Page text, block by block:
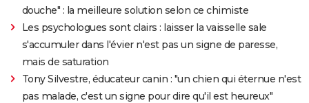
douche" : la meilleure solution selon ce chimiste
Les psychologues sont clairs : laisser la vaisselle sale
s'accumuler dans l'évier n'est pas un signe de paresse,
mais de saturation
Tony Silvestre, éducateur canin : "un chien qui éternue n'est
pas malade, c'est un signe pour dire qu'il est heureux"